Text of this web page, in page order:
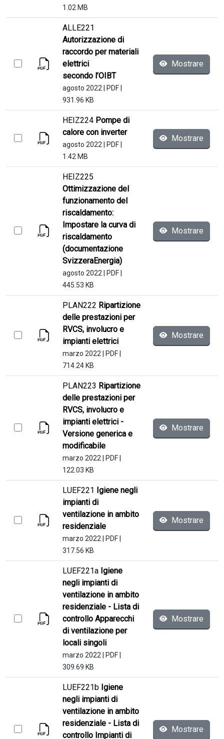
1.02 MB
ALLE221
Autorizzazione di
raccordo per materiali
elettrici
secondo l’OIBT
agosto 2022 PDF
931.96 KB
Mostrare
HEIZ224 Pompe di
calore con inverter
agosto 2022 PDF
1.42 MB
Mostrare
HEIZ225
Ottimizzazione del
funzionamento del
riscaldamento:
Impostare la curva di
riscaldamento
(documentazione
SvizzeraEnergia)
agosto 2022 PDF
445.53 KB
Mostrare
PLAN222 Ripartizione
delle prestazioni per
RVCS, involucro e
impianti elettrici
marzo 2022 PDF
714.24 KB
Mostrare
PLAN223 Ripartizione
delle prestazioni per
RVCS, involucro e
impianti elettrici -
Versione generica e
modificabile
marzo 2022 PDF
122.03 KB
Mostrare
LUEF221 Igiene negli
impianti di
ventilazione in ambito
residenziale
marzo 2022 PDF
317.56 KB
Mostrare
LUEF221a Igiene
negli impianti di
ventilazione in ambito
residenziale - Lista di
controllo Apparecchi
di ventilazione per
locali singoli
marzo 2022 PDF
309.69 KB
Mostrare
LUEF221b Igiene
negli impianti di
ventilazione in ambito
residenziale - Lista di
controllo Impianti di
Mostrare